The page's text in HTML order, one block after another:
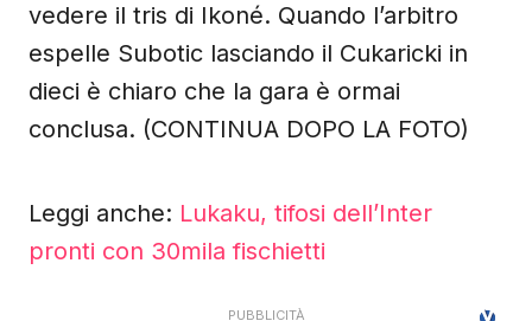
vedere il tris di Ikoné. Quando l’arbitro
espelle Subotic lasciando il Cukaricki in
dieci è chiaro che la gara è ormai
conclusa. (CONTINUA DOPO LA FOTO)
Leggi anche: Lukaku, tifosi dell’Inter
pronti con 30mila fischietti